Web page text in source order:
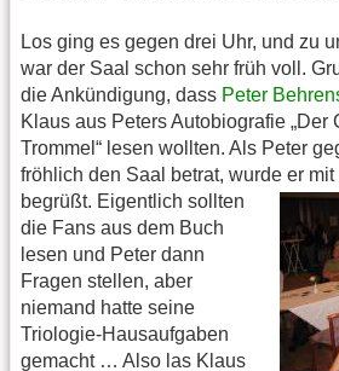
Los ging es gegen drei Uhr, und zu
war der Saal schon sehr früh voll.
die Ankündigung, dass Peter
Klaus aus Peters Autobiografie „Der
Trommel“ lesen wollten. Als Peter
fröhlich den Saal betrat, wurde er mit
begrüßt. Eigentlich sollten
die Fans aus dem Buch
lesen und Peter dann
Fragen stellen, aber
niemand hatte seine
Triologie-Hausaufgaben
gemacht … Also las Klaus